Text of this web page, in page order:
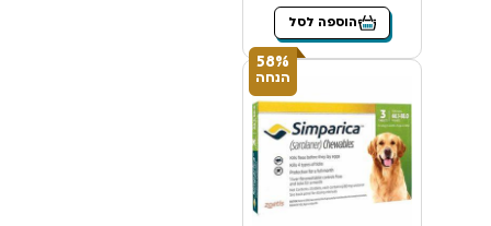
הוספה לסל
58%
הנחה